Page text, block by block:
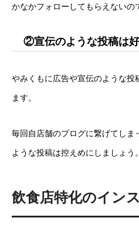
かなかフォローしてもらえないの
②宣伝のような投稿は
やみくもに広告や宣伝のような投
ます。
毎回自店舗のプログに繋げてしま
ような投稿は控えめにしましょう。
飲食店特化のイン